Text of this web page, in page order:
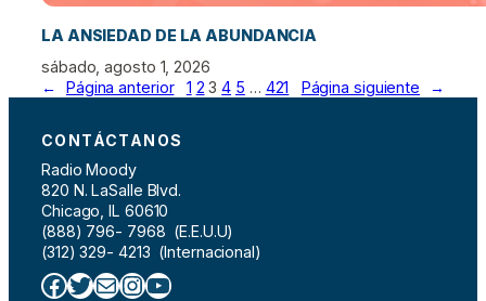
LA ANSIEDAD DE LA ABUNDANCIA
sábado, agosto 1, 2026
←
Página anterior 1 2 3 4 5 … 421 Página siguiente →
CONTÁCTANOS
Radio Moody
820 N. LaSalle Blvd.
Chicago, IL 60610
(888) 796- 7968 (E.E.U.U)
(312) 329- 4213 (Internacional)
Facebook Twitter Correo electrónico InstagramYouTube